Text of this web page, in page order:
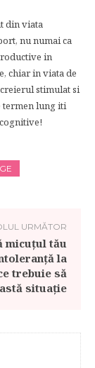
din viata
nu numai ca
in
chiar in viata de
stimulat si
termen lung iti
URMĂTOR
micuțul tău
la
trebuie să
situație